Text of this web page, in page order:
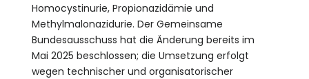
Homocystinurie, Propionazidämie und
Methylmalonazidurie. Der Gemeinsame
Bundesausschuss hat die Änderung bereits im
Mai 2025 beschlossen; die Umsetzung erfolgt
wegen technischer und organisatorischer